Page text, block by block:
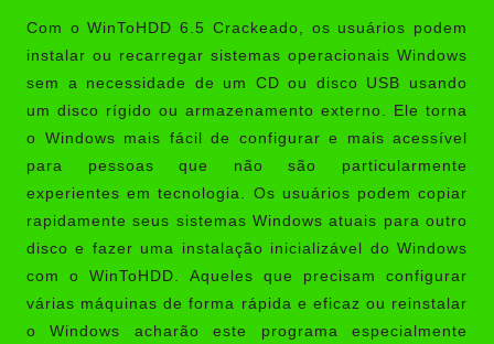
Com oWinToHDD 6.5 Crackeado , os usuários podem
instalar ou recarregar sistemas operacionais Windows
sem a necessidade de um CD ou disco USB usando
um disco rígido ou armazenamento externo. Ele torna
o Windows mais fácil de configurar e mais acessível
para pessoas que não são particularmente
experientes em tecnologia. Os usuários podem copiar
rapidamente seus sistemas Windows atuais para outro
disco e fazer uma instalação inicializável do Windows
com o WinToHDD. Aqueles que precisam configurar
várias máquinas de forma rápida e eficaz ou reinstalar
o Windows acharão este programa especialmente